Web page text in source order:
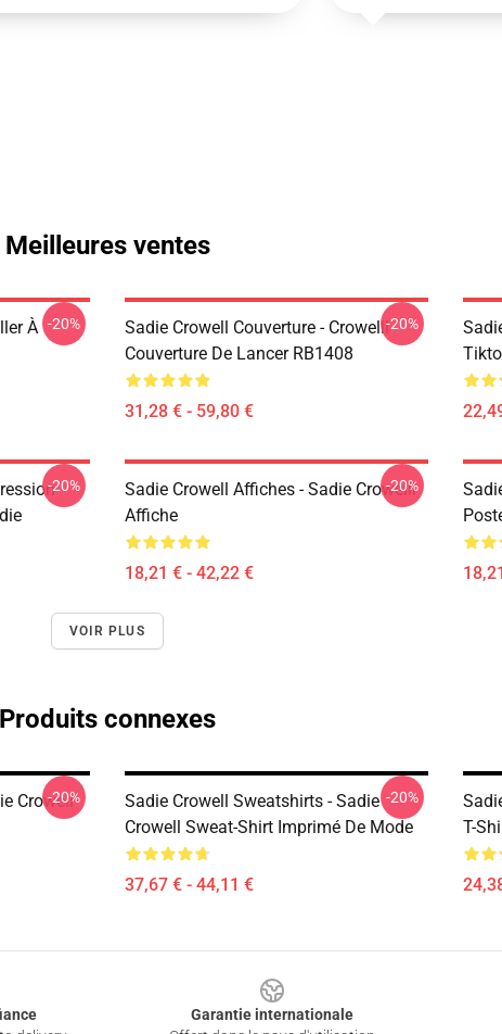
Meilleures ventes
À -20%
Sadie Crowell Couverture - Crowelll
Couverture De Lancer RB1408
31,28 € - 59,80 €
-20%
-20%
Sadie Crowell Affiches - Sadie Crowelll
Affiche
18,21 € - 42,22 €
-20%
VOIR PLUS
Produits connexes
Crowell
-20%
Sadie Crowell Sweatshirts - Sadie
Crowell Sweat-Shirt Imprimé De Mode
37,67 € - 44,11 €
-20%
T-
Garantie internationale